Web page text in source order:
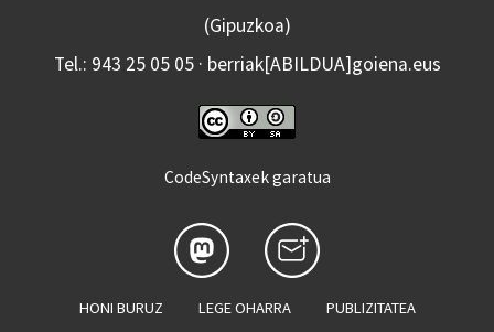
(Gipuzkoa)
Tel.: 943 25 05 05 · berriak[ABILDUA]goiena.eus
CodeSyntaxek garatua
HONI BURUZ LEGE OHARRA PUBLIZITATEA